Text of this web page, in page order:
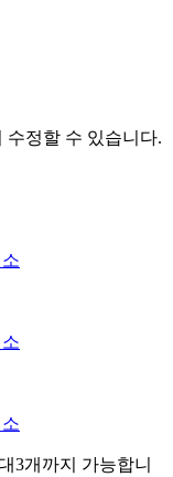
수정할 수 있습니다.
3개까지 가능합니